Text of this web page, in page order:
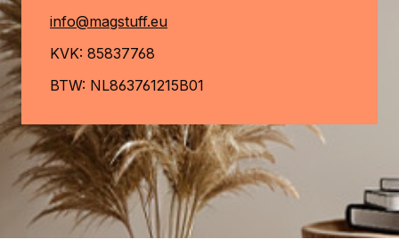
info@magstuff.eu
KVK: 85837768
BTW: NL863761215B01